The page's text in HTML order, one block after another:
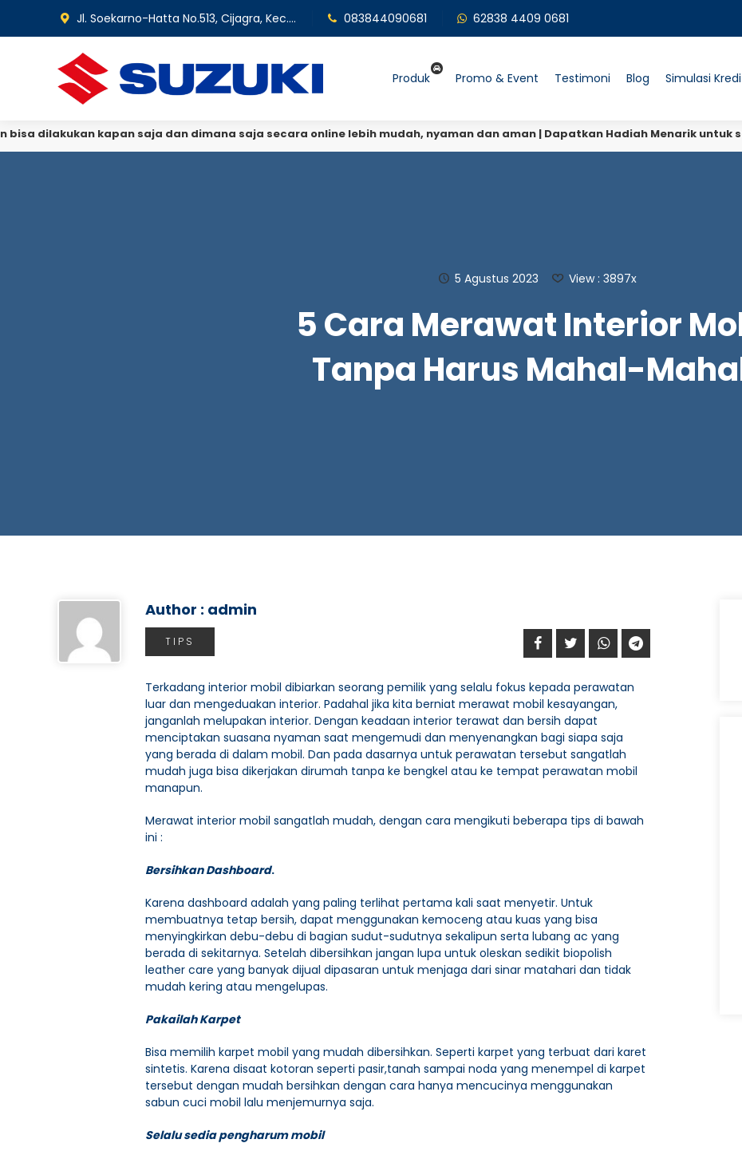
Jl. Soekarno-Hatta No.513, Cijagra, Kec. Lengkong, Kota Bandung, Jawa Barat 40275 083844090681 62838 4409 0681
Produk Promo & Event Testimoni Blog Simulasi
dilakukan kapan saja dan dimana saja secara online lebih mudah, nyaman dan aman | Dapatkan Hadiah Menarik untuk
5 Agustus 2023 View : 3897x
5 Cara Merawat Interior
Tanpa Harus Mahal-
Author : admin
TIPS
Terkadang interior mobil dibiarkan seorang pemilik yang selalu fokus kepada perawatan
luar dan mengeduakan interior. Padahal jika kita berniat merawat mobil kesayangan,
janganlah melupakan interior. Dengan keadaan interior terawat dan bersih dapat
menciptakan suasana nyaman saat mengemudi dan menyenangkan bagi siapa saja
yang berada di dalam mobil. Dan pada dasarnya untuk perawatan tersebut sangatlah
mudah juga bisa dikerjakan dirumah tanpa ke bengkel atau ke tempat perawatan mobil
manapun.
Merawat interior mobil sangatlah mudah, dengan cara mengikuti beberapa tips di bawah
ini :
Bersihkan Dashboard.
Karena dashboard adalah yang paling terlihat pertama kali saat menyetir. Untuk
membuatnya tetap bersih, dapat menggunakan kemoceng atau kuas yang bisa
menyingkirkan debu-debu di bagian sudut-sudutnya sekalipun serta lubang ac yang
berada di sekitarnya. Setelah dibersihkan jangan lupa untuk oleskan sedikit biopolish
leather care yang banyak dijual dipasaran untuk menjaga dari sinar matahari dan tidak
mudah kering atau mengelupas.
Pakailah Karpet
Bisa memilih karpet mobil yang mudah dibersihkan. Seperti karpet yang terbuat dari karet
sintetis. Karena disaat kotoran seperti pasir,tanah sampai noda yang menempel di karpet
tersebut dengan mudah bersihkan dengan cara hanya mencucinya menggunakan
sabun cuci mobil lalu menjemurnya saja.
Selalu sedia pengharum mobil